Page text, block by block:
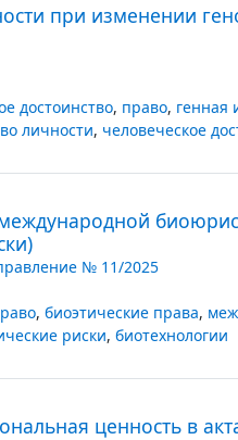
при изменении
достоинство, право, генная
личности, человеческое
№ 11/2025
, биоэтические права,
риски, биотехнологии
ценность в